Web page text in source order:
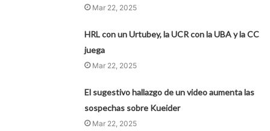
Mar 22, 2025
HRL con un Urtubey, la UCR con la UBA y la CC
juega
Mar 22, 2025
El sugestivo hallazgo de un video aumenta las
sospechas sobre Kueider
Mar 22, 2025